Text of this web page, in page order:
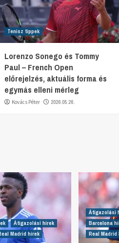
Tenisz tippek
Lorenzo Sonego és Tommy
Paul – French Open
előrejelzés, aktuális forma és
egymás elleni mérleg
Kovács Péter 2026.05.26.
Átigazolási hírek
Madrid hírek
Átigazolási
Barcelona
Real Madrid